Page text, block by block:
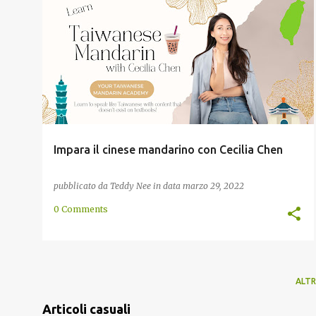
Impara il cinese mandarino con Cecilia Chen
pubblicato da Teddy Nee in data marzo 29, 2022
ASCOLTARE CINESE CLASSE +
0 Comments
Articoli casuali